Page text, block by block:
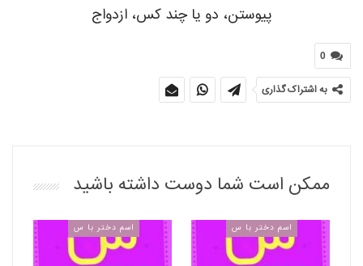
پیوستن، دو یا چند کس، ازدواج
0
به اشتراک گذاری
ممکن است شما دوست داشته باشید
اسم دختر با س اسم دختر با س